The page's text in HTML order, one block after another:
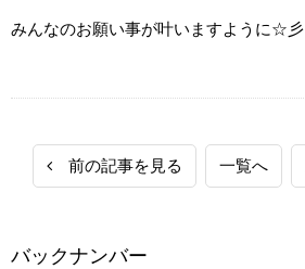
みんなのお願い事が叶いますように☆彡
前の記事を見る 一覧へ
バックナンバー